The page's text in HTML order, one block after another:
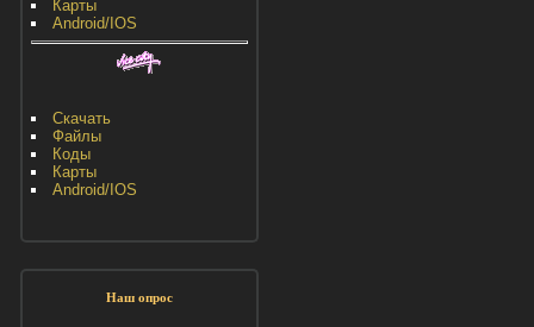
Карты
Android/IOS
Скачать
Файлы
Коды
Карты
Android/IOS
Наш опрос